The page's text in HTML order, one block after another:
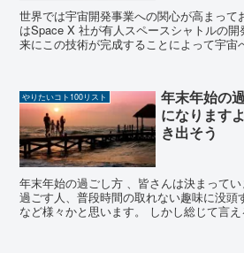
世界では宇宙開発事業への関心が高まって
はSpace X 社が有人スペースシャトルの
来にこの技術が完成することによって宇宙
やりたいコト100リスト
年末年始の
になります
き出そう
年末年始の過ごし方 、皆さんは決まって
過ごす人、普段時間の取れない趣味に没頭
など様々かと思います。 しかし総じて言